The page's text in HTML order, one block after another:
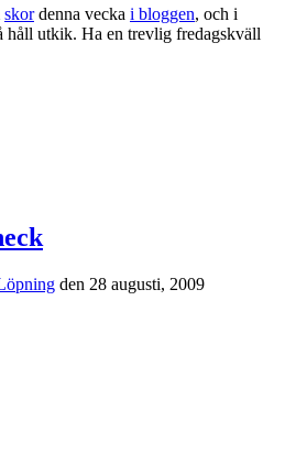
skordenna vecka i bloggen, och i
håll utkik. Ha en trevlig fredagskväll
den 28 augusti, 2009